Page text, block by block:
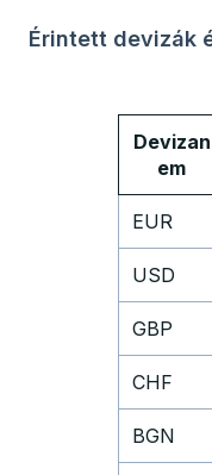
Érintett devizák
Devizan
em
EUR
USD
GBP
CHF
BGN